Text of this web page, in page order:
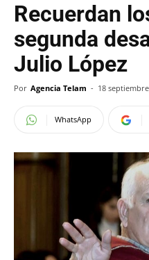
Recuerdan
segunda
Julio López
Por Agencia Telam - 18
WhatsApp